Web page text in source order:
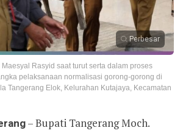
Perbesar
Rasyid saat turut serta dalam proses
pelaksanaan normalisasi gorong-gorong di
Tangerang Elok, Kelurahan Kutajaya, Kecamatan
– Bupati Tangerang Moch.